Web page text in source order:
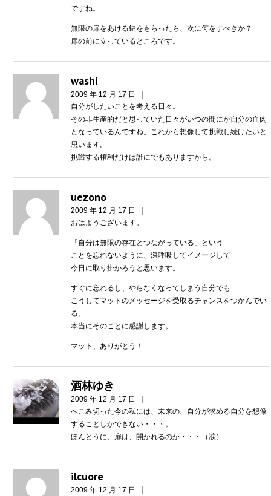
ですね。
無限の扉をあける鍵をもらったら、次に何をすべきか？
扉の前に立っているところです。
washi
2009 年 12 月 17 日 |
自分がしたいことを考える日々。
その非生産的だと思っていた日々がいつの間にか自分の血肉
となっているんですね。これから想像して挑戦し続けたいと
思います。
挑戦する権利だけは誰にでもありますから。
uezono
2009 年 12 月 17 日 |
おはようございます。
「自分は無限の存在とつながっている」という
ことを忘れないように、深呼吸してイメージして
今日に取り掛かろうと思います。
すぐに忘れるし、やらなくなってしまう自分でも
こうしてマットのメッセージを受取るチャンスをつかんでい
る。
本当にそのことに感謝します。
マット、ありがとう！
酒林ゆき
2009 年 12 月 17 日 |
へこみ切った今の私には、未来の、自分が求める自分を想像
することしかできない・・・。
ほんとうに、扉は、開かれるのか・・・（涙）
ilcuore
2009 年 12 月 17 日 |